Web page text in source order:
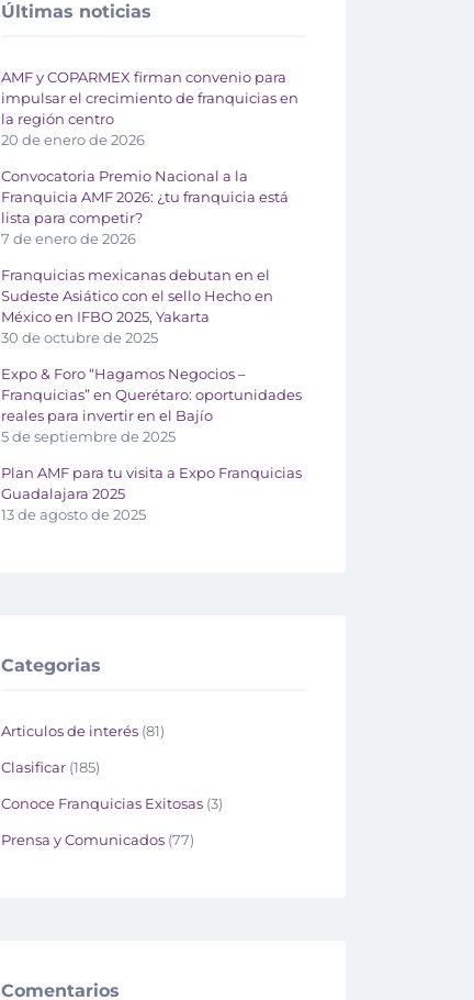
Últimas noticias
AMF y COPARMEX firman convenio para
impulsar el crecimiento de franquicias en
la región centro
20 de enero de 2026
Convocatoria Premio Nacional a la
Franquicia AMF 2026: ¿tu franquicia está
lista para competir?
7 de enero de 2026
Franquicias mexicanas debutan en el
Sudeste Asiático con el sello Hecho en
México en IFBO 2025, Yakarta
30 de octubre de 2025
Expo & Foro “Hagamos Negocios –
Franquicias” en Querétaro: oportunidades
reales para invertir en el Bajío
5 de septiembre de 2025
Plan AMF para tu visita a Expo Franquicias
Guadalajara 2025
13 de agosto de 2025
Categorias
Articulos de interés (81)
Clasificar (185)
Conoce Franquicias Exitosas (3)
Prensa y Comunicados (77)
Comentarios